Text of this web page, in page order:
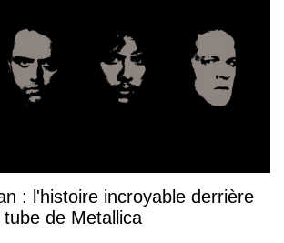
: l'histoire incroyable derrière
tube de Metallica